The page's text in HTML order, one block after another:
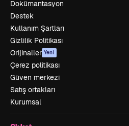
Dokümantasyon
Destek
Kullanım Şartları
Gizlilik Politikası
Orijinaller Yeni
Çerez politikası
Güven merkezi
Satış ortakları
Kurumsal